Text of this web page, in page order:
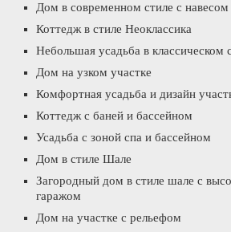
Дом в современном стиле с навесом
Коттедж в стиле Неоклассика
Небольшая усадьба в классическом
Дом на узком участке
Комфортная усадьба и дизайн
Коттедж с баней и бассейном
Усадьба с зоной спа и бассейном
Дом в стиле Шале
Загородный дом в стиле шале с
гаражом
Дом на участке с рельефом